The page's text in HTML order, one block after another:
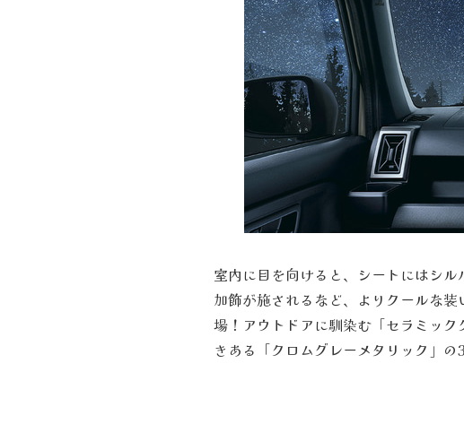
室内に目を向けると、シートにはシ
加飾が施されるなど、よりクールな
場！アウトドアに馴染む「セラミッ
きある「クロムグレーメタリック」の